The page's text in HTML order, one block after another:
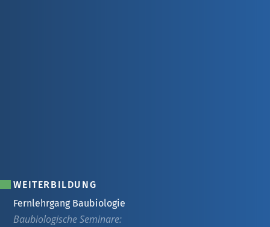
WEITERBILDUNG
Fernlehrgang Baubiologie
Baubiologische Seminare: